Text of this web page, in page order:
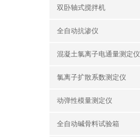
双卧轴式搅拌机
全自动抗渗仪
混凝土氯离子电通量测定仪
氯离子扩散系数测定仪
动弹性模量测定仪
全自动碱骨料试验箱